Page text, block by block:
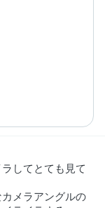
してとても見て
メラアングルの